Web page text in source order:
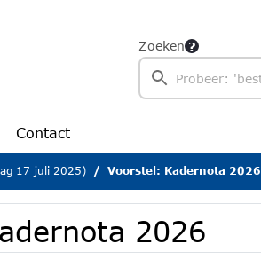
Zoeken
Contact
17 juli 2025) Voorstel: Kadernota 2026
2026